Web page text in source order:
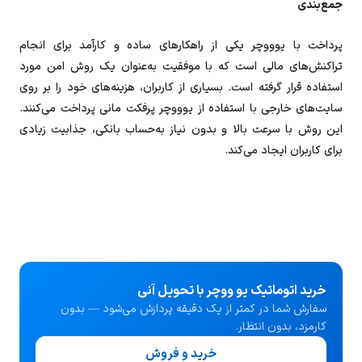
جمع‌بندی
پرداخت با یوووچر یکی از راهکارهای ساده و کارآمد برای انجام
تراکنش‌های مالی است که با موفقیت به‌عنوان یک روش امن مورد
استفاده قرار گرفته است. بسیاری از کاربران، هزینه‌های خود را بر روی
سایت‌های خارجی با استفاده از یوووچر پرفکت مانی پرداخت می‌کنند.
این روش با سرعت بالا و بدون نیاز به‌حساب بانکی، جذابیت زیادی
برای کاربران ایجاد می‌کند.
خرید اتوماتیک یو ووچر با تحویل آنی
سفارش شما در کمتر از یک دقیقه پردازش می‌شود — بدون
کارمزد، بدون انتظار.
خرید و فروش